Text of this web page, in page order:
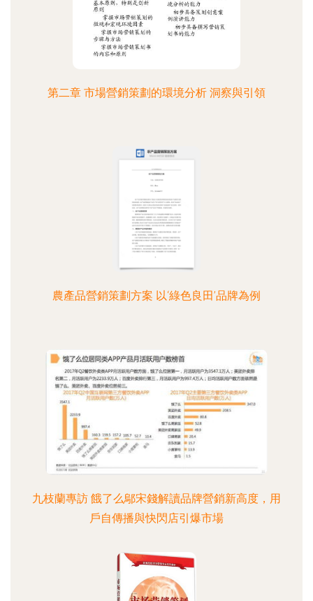
第二章 市場營銷策劃的環境分析 洞察與引領
農產品營銷策劃方案 以‘綠色良田’品牌為例
九枝蘭專訪 餓了么鄔宋錢解讀品牌營銷新高度，用
戶自傳播與快閃店引爆市場